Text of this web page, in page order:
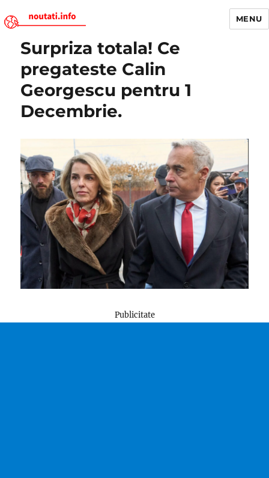
Noutati.Info
MENU
Surpriza totala! Ce
pregateste Calin
Georgescu pentru 1
Decembrie.
Publicitate